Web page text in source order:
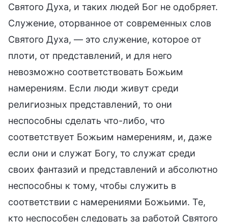
Святого Духа, и таких людей Бог не одобряет.
Служение, оторванное от современных слов
Святого Духа, — это служение, которое от
плоти, от представлений, и для него
невозможно соответствовать Божьим
намерениям. Если люди живут среди
религиозных представлений, то они
неспособны сделать что-либо, что
соответствует Божьим намерениям, и, даже
если они и служат Богу, то служат среди
своих фантазий и представлений и абсолютно
неспособны к тому, чтобы служить в
соответствии с намерениями Божьими. Те,
кто неспособен следовать за работой Святого